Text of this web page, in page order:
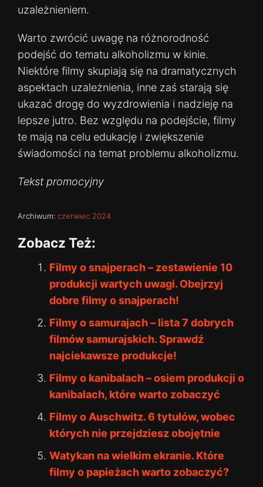
uzależnieniem.
Warto zwrócić uwagę na różnorodność
podejść do tematu alkoholizmu w kinie.
Niektóre filmy skupiają się na dramatycznych
aspektach uzależnienia, inne zaś starają się
ukazać drogę do wyzdrowienia i nadzieję na
lepsze jutro. Bez względu na podejście, filmy
te mają na celu edukację i zwiększenie
świadomości na temat problemu alkoholizmu.
Tekst promocyjny
Archiwum: czerwiec 2024
Zobacz Też:
Filmy o snajperach – zestawienie 10
produkcji wartych uwagi. Obejrzyj
dobre filmy o snajperach!
Filmy o samurajach – lista 7 dobrych
filmów samurajskich. Sprawdź
najciekawsze produkcje!
Filmy o kanibalach – osiem produkcji o
kanibalach, które warto zobaczyć
Filmy o Auschwitz. 6 tytułów, wobec
których nie przejdziesz obojętnie
Watykan na wielkim ekranie. Które
filmy o papieżach warto zobaczyć?